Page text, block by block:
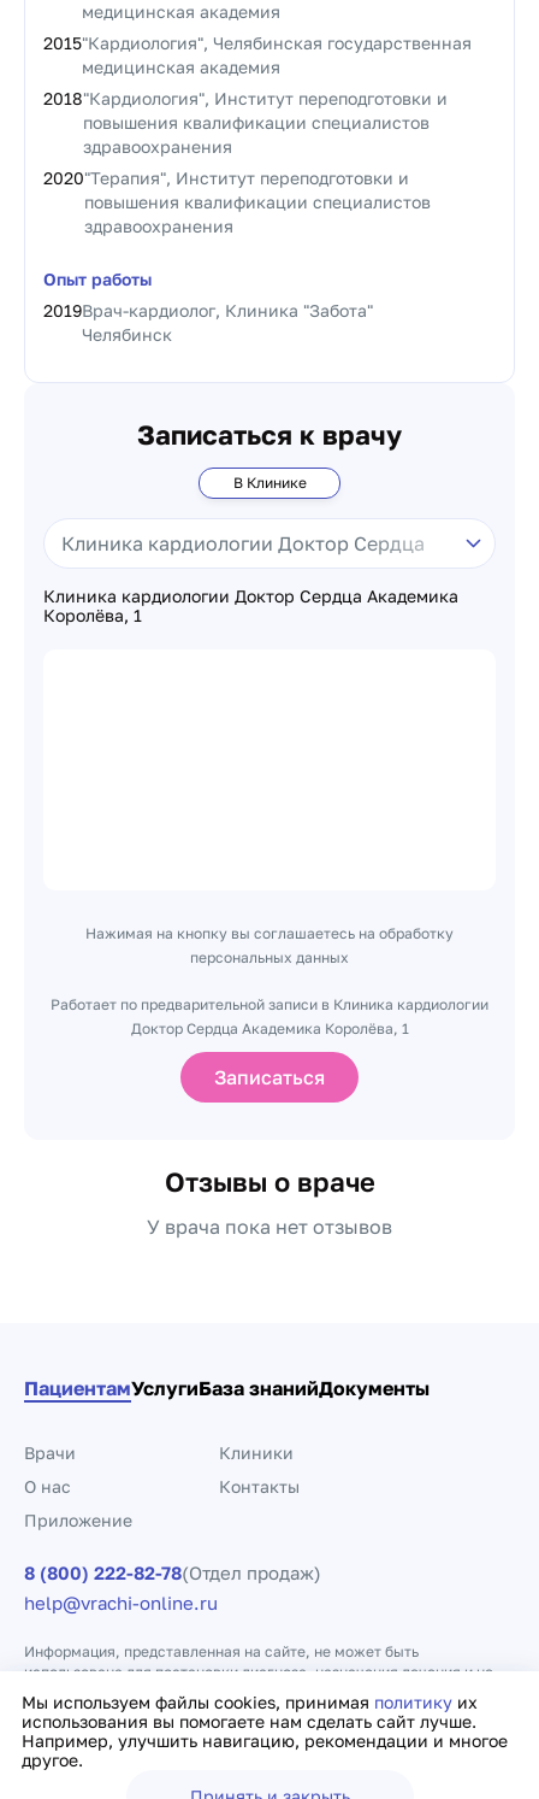
медицинская академия
2015"Кардиология", Челябинская государственная
медицинская академия
2018"Кардиология", Институт переподготовки и
повышения квалификации специалистов
здравоохранения
2020"Терапия", Институт переподготовки и
повышения квалификации специалистов
здравоохранения
Опыт работы
2019Врач-кардиолог, Клиника "Забота"
Челябинск
Записаться к врачу
В Клинике
Клиника кардиологии Доктор Сердца Академика
Королёва, 1
Нажимая на кнопку вы соглашаетесь на обработку
персональных данных
Работает по предварительной записи в Клиника кардиологии
Доктор Сердца Академика Королёва, 1
Записаться
Отзывы о враче
У врача пока нет отзывов
Мы используем файлы cookies, принимая политику их
использования вы помогаете нам сделать сайт лучше.
Например, улучшить навигацию, рекомендации и многое
другое.
ПациентамУслугиБаза знанийДокументы
Врачи
Клиники
О нас
Контакты
Приложение
8 (800) 222-82-78(Отдел продаж)
help@vrachi-online.ru
Информация, представленная на сайте, не может быть
использована для постановки диагноза, назначения лечения и не
заменяет прием врача.
Политика конфиденциальности Договор оферты